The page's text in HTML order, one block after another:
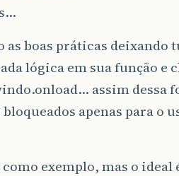
boas práticas deixando
lógica em sua função e
assim dessa
apenas para o
exemplo, mas o ideal